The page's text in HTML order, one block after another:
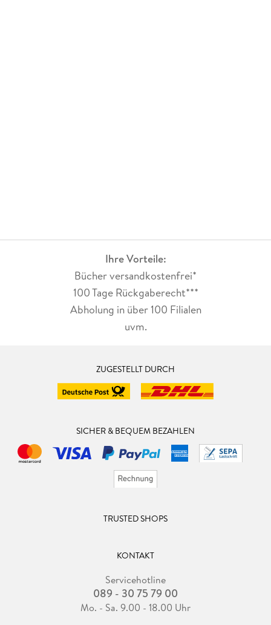
Ihre Vorteile:
Bücher versandkostenfrei*
100 Tage Rückgaberecht***
Abholung in über 100 Filialen
uvm.
ZUGESTELLT DURCH
SICHER & BEQUEM BEZAHLEN
TRUSTED SHOPS
KONTAKT
Servicehotline
089 - 30 75 79 00
Mo. - Sa. 9.00 - 18.00 Uhr